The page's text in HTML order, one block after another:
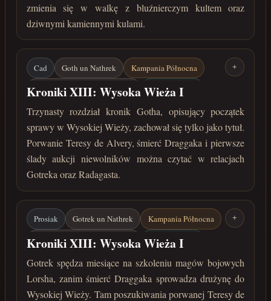
zmienia się w walkę z bluźnierczym kultem oraz
dziwnymi kamiennymi kulami.
Cad Goth un Nathrek
Kampania Północna
Radagast Aiwdulir Morinhater
Wysoka Wieża
Teresa de Alvera
Draggak
marzec 30 roku przed Zaćmieniem
+
Kroniki XIII: Wysoka Wieża I
Trzynasty rozdział kronik Gotha, opisujący początek
sprawy w Wysokiej Wieży, zachował się tylko jako tytuł.
Porwanie Teresy de Alvery, śmierć Draggaka i pierwsze
ślady aukcji niewolników można czytać w relacjach
Gotreka oraz Radagasta.
Prosiak Gotrek un Nathrek
Kampania Północna
Radagast Aiwdulir Morinhater
Wysoka Wieża
Teresa de Alvera
Draggak
marzec 30 roku przed Zaćmieniem
+
Kroniki XIII: Wysoka Wieża I
Gotrek spędza miesiące na szkoleniu magów bojowych
Lorsha, zanim śmierć Draggaka sprowadza drużynę do
Wysokiej Wieży. Tam poszukiwania porwanej Teresy de